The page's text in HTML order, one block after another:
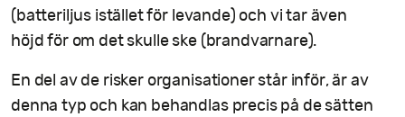
(batteriljus istället för levande) och vi tar även
höjd för om det skulle ske (brandvarnare).
En del av de risker organisationer står inför, är av
denna typ och kan behandlas precis på de sätten